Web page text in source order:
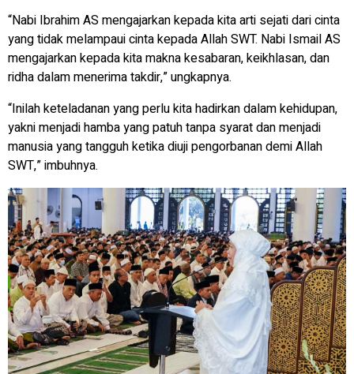
“Nabi Ibrahim AS mengajarkan kepada kita arti sejati dari cinta
yang tidak melampaui cinta kepada Allah SWT. Nabi Ismail AS
mengajarkan kepada kita makna kesabaran, keikhlasan, dan
ridha dalam menerima takdir,” ungkapnya.
“Inilah keteladanan yang perlu kita hadirkan dalam kehidupan,
yakni menjadi hamba yang patuh tanpa syarat dan menjadi
manusia yang tangguh ketika diuji pengorbanan demi Allah
SWT,” imbuhnya.